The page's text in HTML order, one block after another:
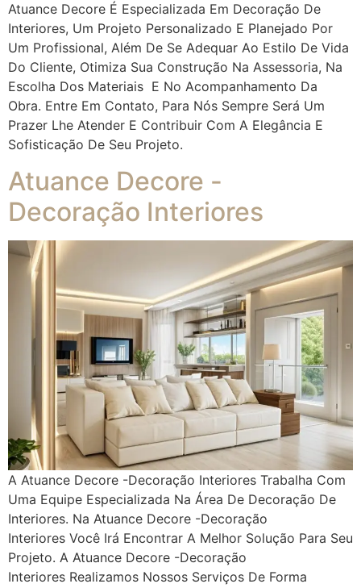
Atuance Decore É Especializada Em Decoração De
Interiores, Um Projeto Personalizado E Planejado Por
Um Profissional, Além De Se Adequar Ao Estilo De Vida
Do Cliente, Otimiza Sua Construção Na Assessoria, Na
Escolha Dos Materiais E No Acompanhamento Da
Obra. Entre Em Contato, Para Nós Sempre Será Um
Prazer Lhe Atender E Contribuir Com A Elegância E
Sofisticação De Seu Projeto.
Atuance Decore -
Decoração Interiores
A Atuance Decore -Decoração Interiores Trabalha Com
Uma Equipe Especializada Na Área De Decoração De
Interiores. Na Atuance Decore -Decoração
Interiores Você Irá Encontrar A Melhor Solução Para Seu
Projeto. A Atuance Decore -Decoração
Interiores Realizamos Nossos Serviços De Forma